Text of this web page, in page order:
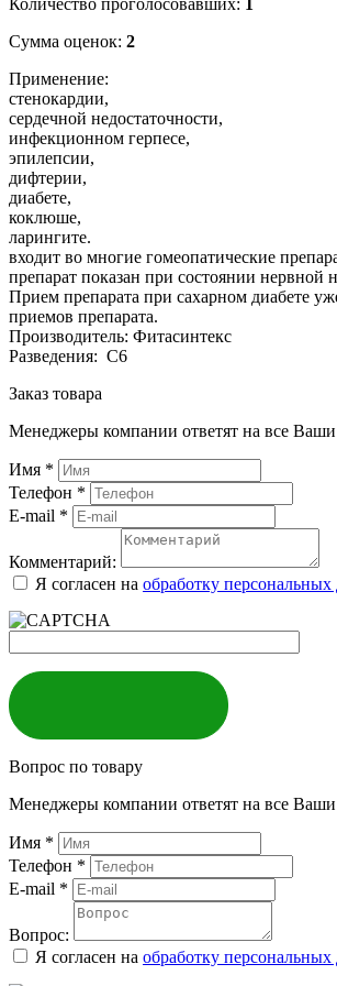
Количество проголосовавших:
Сумма оценок: 2
Применение:
стенокардии,
сердечной недостаточности,
инфекционном герпесе,
эпилепсии,
дифтерии,
диабете,
коклюше,
ларингите.
входит во многие гомеопатические
препарат показан при состоянии
Прием препарата при сахарном диабете
приемов препарата.
Производитель: Фитасинтекс
Разведения: С6
Заказ товара
Менеджеры компании ответят на все Ваши
Имя *
Телефон *
E-mail *
Комментарий:
Я согласен на обработку
Вопрос по товару
Менеджеры компании ответят на все Ваши
Имя *
Телефон *
E-mail *
Вопрос:
Я согласен на обработку